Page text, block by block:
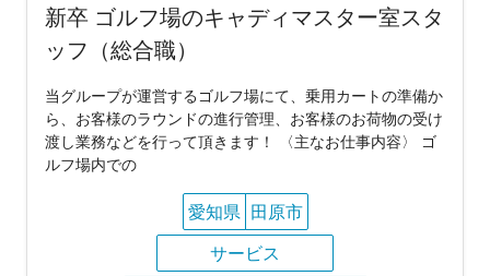
新卒 ゴルフ場のキャディマスター室スタ
ッフ（総合職）
当グループが運営するゴルフ場にて、乗用カートの準備か
ら、お客様のラウンドの進行管理、お客様のお荷物の受け
渡し業務などを行って頂きます！ 〈主なお仕事内容〉 ゴ
ルフ場内での
愛知県 田原市
サービス